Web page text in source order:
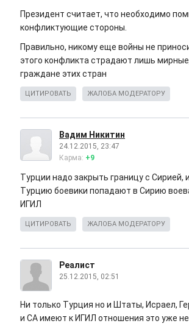
Президент считает, что необходимо
конфликтующие стороны.
Правильно, никому еще войны не
этого конфликта страдают лишь
граждане этих стран
ЦИТИРОВАТЬ ЖАЛОБА МОДЕРАТОРУ
Вадим Никитин
24.12.2015, 23:47
Карма: +9
Турции надо закрыть границу с Сирией,
Турцию боевики попадают в Сирию
ИГИЛ
ЦИТИРОВАТЬ ЖАЛОБА МОДЕРАТОРУ
Реалист
25.12.2015, 02:51
Ни только Турция но и Штаты, Исраел,
и СА имеют к ИГИЛ отношения это уже